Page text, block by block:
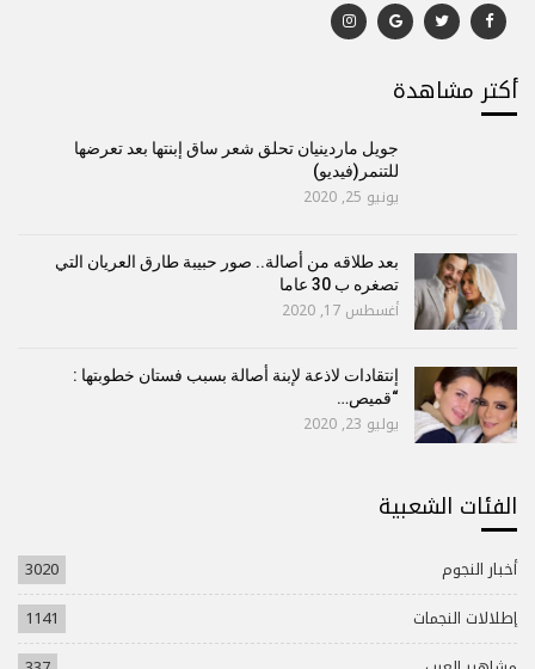
أكتر مشاهدة
جويل ماردينيان تحلق شعر ساق إبنتها بعد تعرضها
للتنمر(فيديو)
يونيو 25, 2020
بعد طلاقه من أصالة.. صور حبيبة طارق العريان التي
تصغره ب 30 عاما
أغسطس 17, 2020
إنتقادات لاذعة لإبنة أصالة بسبب فستان خطوبتها :
“قميص…
يوليو 23, 2020
الفئات الشعبية
أخبار النجوم
3020
إطلالات النجمات
1141